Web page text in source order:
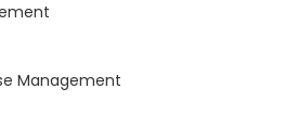
Management